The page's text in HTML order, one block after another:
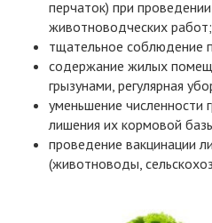
перчаток) при
животноводческих работ;
тщательное соблюдение
содержание жилых
грызунами, регулярная
уменьшение численности
лишения их кормовой
проведение вакцинации
(животноводы,